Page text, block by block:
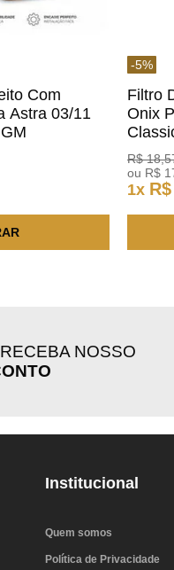
Com
Astra 03/11
-5%
Filtro
Onix
R$ 18,
ou R$
1x R$
NOSSO
Institucional
Quem somos
Política de Privacidade